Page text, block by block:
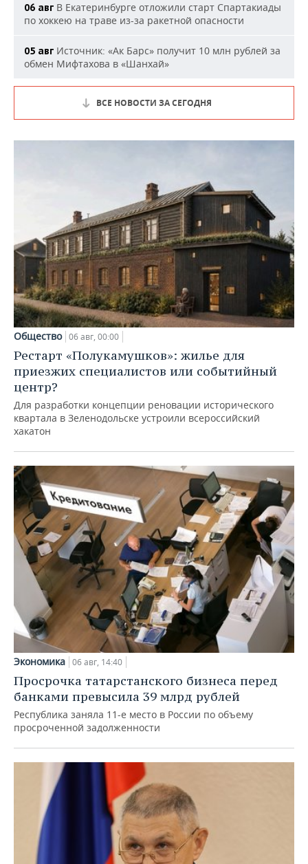
06 авг В Екатеринбурге отложили старт Спартакиады
по хоккею на траве из-за ракетной опасности
05 авг Источник: «Ак Барс» получит 10 млн рублей за
обмен Мифтахова в «Шанхай»
ВСЕ НОВОСТИ ЗА СЕГОДНЯ
Общество 06 авг, 00:00
Рестарт «Полукамушков»: жилье для
приезжих специалистов или событийный
центр?
Для разработки концепции реновации исторического
квартала в Зеленодольске устроили всероссийский
хакатон
Экономика 06 авг, 14:40
Просрочка татарстанского бизнеса перед
банками превысила 39 млрд рублей
Республика заняла 11-е место в России по объему
просроченной задолженности